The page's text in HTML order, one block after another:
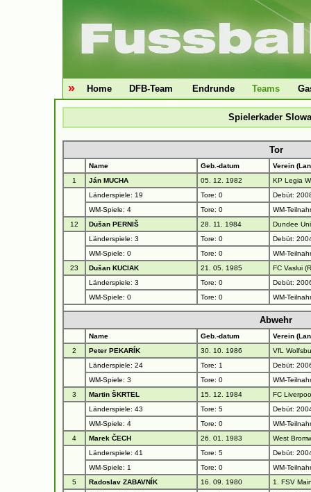
» Home DFB-Team Endrunde Teams
Spielerkader
Tor
Name Geb.-datum
Verein
1
Ján MUCHA 05. 12. 1982
KP Legia
Länderspiele: 19
Tore: 0
Debüt:
WM-Spiele: 4
Tore: 0
WM-
12
Dušan PERNIŠ 28. 11. 1984
Dundee
Länderspiele: 3
Tore: 0
Debüt:
WM-Spiele: 0
Tore: 0
WM-
23
Dušan KUCIAK 21. 05. 1985
FC Vaslui
Länderspiele: 3
Tore: 0
Debüt:
WM-Spiele: 0
Tore: 0 WM-
Abwehr
Name Geb.-datum
Verein
2
Peter PEKARÍK 30. 10. 1986
VfL
Länderspiele: 24
Tore: 1
Debüt:
WM-Spiele: 3
Tore: 0
WM-
3
Martin ŠKRTEL 15. 12. 1984
FC
Länderspiele: 43
Tore: 5
Debüt:
WM-Spiele: 4
Tore: 0
WM-
4
Marek ČECH 26. 01. 1983
West
Länderspiele: 41
Tore: 5
Debüt:
WM-Spiele: 1
Tore: 0
WM-
5
Radoslav ZABAVNÍK 16. 09. 1980
1. FSV